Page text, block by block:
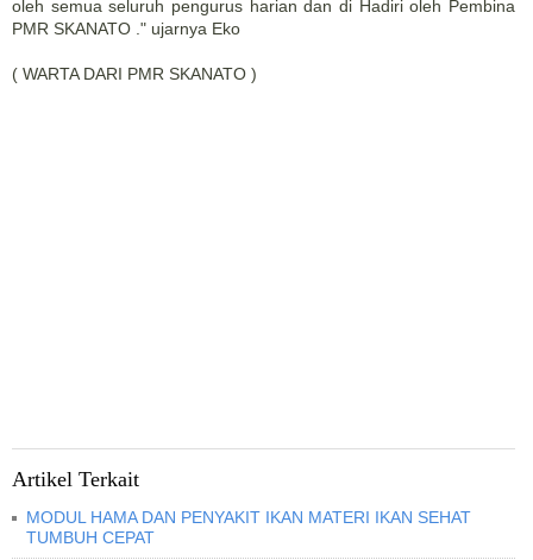
oleh semua seluruh pengurus harian dan di Hadiri oleh Pembina
PMR SKANATO ." ujarnya Eko
( WARTA DARI PMR SKANATO )
Artikel Terkait
MODUL HAMA DAN PENYAKIT IKAN MATERI IKAN SEHAT
TUMBUH CEPAT